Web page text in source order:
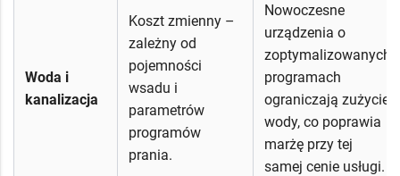
Woda i
kanalizacja
Koszt zmienny –
zależny od
pojemności
wsadu i
parametrów
programów
prania.
Nowoczesne
urządzenia o
zoptymalizowanych
programach
ograniczają zużycie
wody, co poprawia
marżę przy tej
samej cenie usługi.